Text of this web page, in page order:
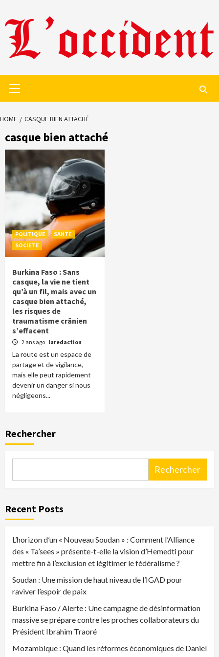
to
content
Menu
HOME CASQUE BIEN ATTACHÉ
casque bien attaché
POLITIQUE
SANTE
SOCIETE
Burkina Faso : Sans
casque, la vie ne tient
qu’à un fil, mais avec un
casque bien attaché,
les risques de
traumatisme crânien
s’effacent
2 ans ago laredaction
La route est un espace de
partage et de vigilance,
mais elle peut rapidement
devenir un danger si nous
négligeons...
Rechercher
Rechercher
Recent Posts
L’horizon d’un « Nouveau Soudan » : Comment l’Alliance
des « Ta’sees » présente-t-elle la vision d’Hemedti pour
mettre fin à l’exclusion et légitimer le fédéralisme ?
Soudan : Une mission de haut niveau de l’IGAD pour
raviver l’espoir de paix
Burkina Faso / Alerte : Une campagne de désinformation
massive se prépare contre les proches collaborateurs du
Président Ibrahim Traoré
Mozambique : Quand les réformes économiques de Daniel